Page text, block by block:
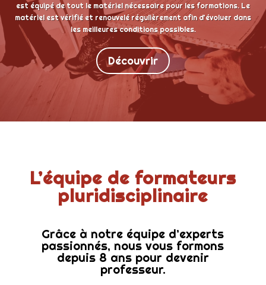
est équipé de tout le matériel nécessaire pour les formations. Le
matériel est vérifié et renouvelé régulièrement afin d’évoluer dans
les meilleures conditions possibles.
Découvrir
L’équipe de formateurs
pluridisciplinaire
Grâce à notre équipe d’experts
passionnés, nous vous formons
depuis 8 ans pour devenir
professeur.